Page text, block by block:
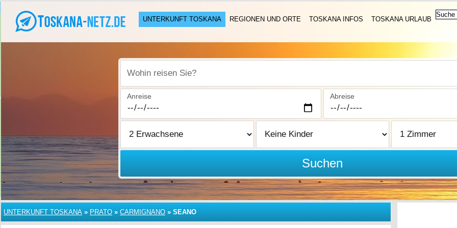
UNTERKUNFT TOSKANA REGIONEN UND ORTE TOSKANA INFOS TOSKANA URLAUB
Wohin reisen Sie?
Anreise Abreise
Suchen
UNTERKUNFT TOSKANA » PRATO » CARMIGNANO » SEANO